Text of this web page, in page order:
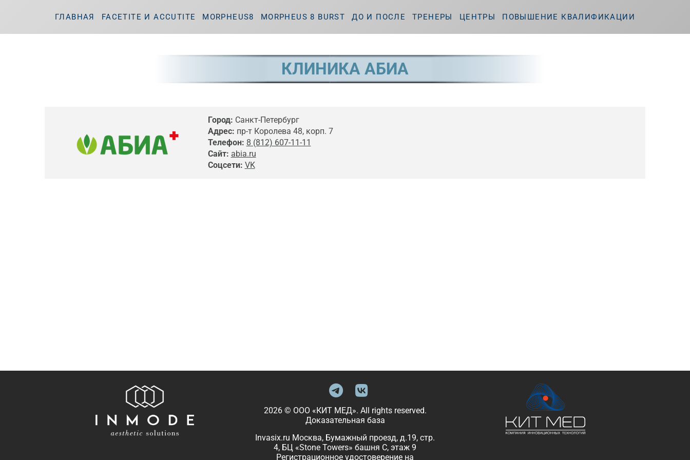
ГЛАВНАЯ FACETITE И ACCUTITE MORPHEUS8 MORPHEUS 8 BURST ДО И ПОСЛЕ ТРЕНЕРЫ ЦЕНТРЫ ПОВЫШЕНИЕ КВАЛИФИКАЦИИ
КЛИНИКА АБИА
Город: Санкт-Петербург
Адрес: пр-т Королева 48, корп. 7
Телефон: 8 (812) 607-11-11
Сайт: abia.ru
Соцсети: VK
2026 © ООО «КИТ МЕД». All rights reserved.
Доказательная база
Invasix.ru Москва, Бумажный проезд, д.19, стр.
4, БЦ «Stone Towers» башня C, этаж 9
Регистрационное удостоверение на